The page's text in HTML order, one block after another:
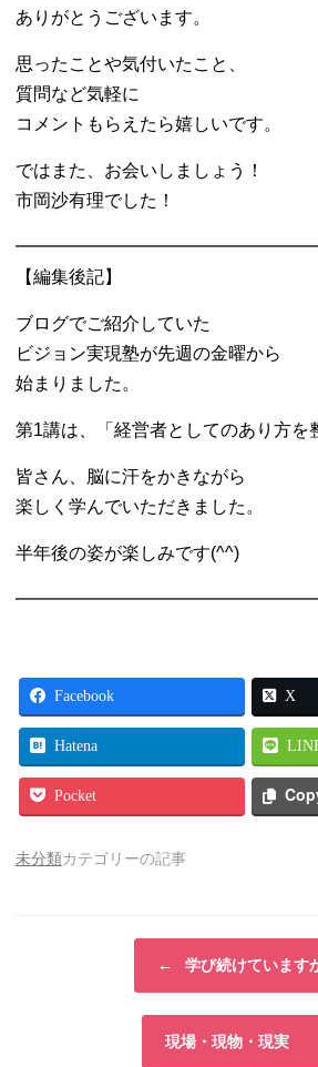
ありがとうございます。
思ったことや気付いたこと、
質問など気軽に
コメントもらえたら嬉しいです。
ではまた、お会いしましょう！
市岡沙有理でした！
【編集後記】
ブログでご紹介していた
ビジョン実現塾が先週の金曜から
始まりました。
第1講は、 「経営者としてのあり方を
皆さん、脳に汗をかきながら
楽しく学んでいただきました。
半年後の姿が楽しみです(^^)
Facebook X
Hatena
Pocket
未分類 カテゴリーの記事
←
学び続けています
現場・現物・現実